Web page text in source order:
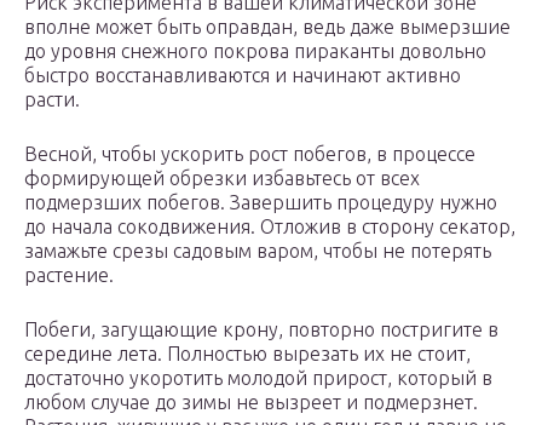
вполне может быть оправдан, ведь даже вымерзшие
до уровня снежного покрова пираканты довольно
быстро восстанавливаются и начинают активно
расти.
Весной, чтобы ускорить рост побегов, в процессе
формирующей обрезки избавьтесь от всех
подмерзших побегов. Завершить процедуру нужно
до начала сокодвижения. Отложив в сторону секатор,
замажьте срезы садовым варом, чтобы не потерять
растение.
Побеги, загущающие крону, повторно постригите в
середине лета. Полностью вырезать их не стоит,
достаточно укоротить молодой прирост, который в
любом случае до зимы не вызреет и подмерзнет.